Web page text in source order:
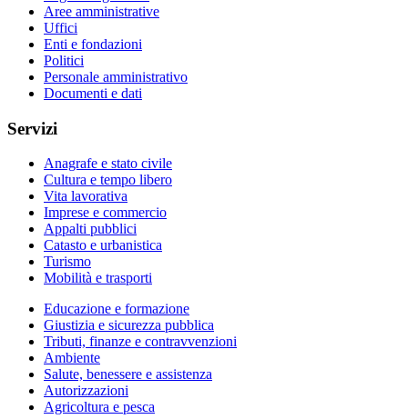
Aree amministrative
Uffici
Enti e fondazioni
Politici
Personale amministrativo
Documenti e dati
Servizi
Anagrafe e stato civile
Cultura e tempo libero
Vita lavorativa
Imprese e commercio
Appalti pubblici
Catasto e urbanistica
Turismo
Mobilità e trasporti
Educazione e formazione
Giustizia e sicurezza pubblica
Tributi, finanze e contravvenzioni
Ambiente
Salute, benessere e assistenza
Autorizzazioni
Agricoltura e pesca